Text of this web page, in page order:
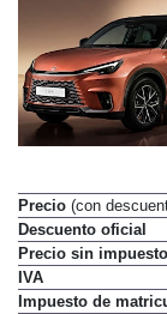
Precio (con
Descuento oficial
Precio sin
IVA
Impuesto de